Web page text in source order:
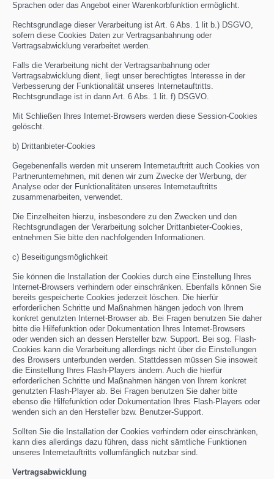
Sprachen oder das Angebot einer Warenkorbfunktion ermöglicht.
Rechtsgrundlage dieser Verarbeitung ist Art. 6 Abs. 1 lit b.) DSGVO,
sofern diese Cookies Daten zur Vertragsanbahnung oder
Vertragsabwicklung verarbeitet werden.
Falls die Verarbeitung nicht der Vertragsanbahnung oder
Vertragsabwicklung dient, liegt unser berechtigtes Interesse in der
Verbesserung der Funktionalität unseres Internetauftritts.
Rechtsgrundlage ist in dann Art. 6 Abs. 1 lit. f) DSGVO.
Mit Schließen Ihres Internet-Browsers werden diese Session-Cookies
gelöscht.
b) Drittanbieter-Cookies
Gegebenenfalls werden mit unserem Internetauftritt auch Cookies von
Partnerunternehmen, mit denen wir zum Zwecke der Werbung, der
Analyse oder der Funktionalitäten unseres Internetauftritts
zusammenarbeiten, verwendet.
Die Einzelheiten hierzu, insbesondere zu den Zwecken und den
Rechtsgrundlagen der Verarbeitung solcher Drittanbieter-Cookies,
entnehmen Sie bitte den nachfolgenden Informationen.
c) Beseitigungsmöglichkeit
Sie können die Installation der Cookies durch eine Einstellung Ihres
Internet-Browsers verhindern oder einschränken. Ebenfalls können Sie
bereits gespeicherte Cookies jederzeit löschen. Die hierfür
erforderlichen Schritte und Maßnahmen hängen jedoch von Ihrem
konkret genutzten Internet-Browser ab. Bei Fragen benutzen Sie daher
bitte die Hilfefunktion oder Dokumentation Ihres Internet-Browsers
oder wenden sich an dessen Hersteller bzw. Support. Bei sog. Flash-
Cookies kann die Verarbeitung allerdings nicht über die Einstellungen
des Browsers unterbunden werden. Stattdessen müssen Sie insoweit
die Einstellung Ihres Flash-Players ändern. Auch die hierfür
erforderlichen Schritte und Maßnahmen hängen von Ihrem konkret
genutzten Flash-Player ab. Bei Fragen benutzen Sie daher bitte
ebenso die Hilfefunktion oder Dokumentation Ihres Flash-Players oder
wenden sich an den Hersteller bzw. Benutzer-Support.
Sollten Sie die Installation der Cookies verhindern oder einschränken,
kann dies allerdings dazu führen, dass nicht sämtliche Funktionen
unseres Internetauftritts vollumfänglich nutzbar sind.
Vertragsabwicklung